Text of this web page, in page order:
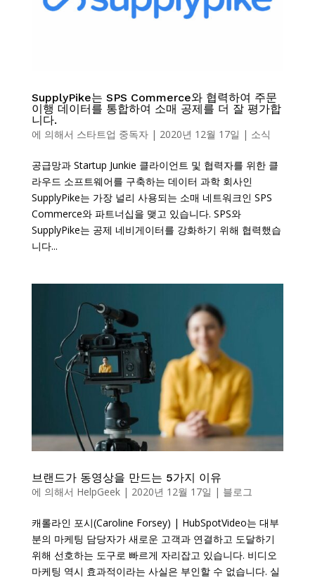
SupplyPike는 SPS Commerce와 협력하여 주문
이행 데이터를 통합하여 소매 공제를 더 잘 평가합
니다.
에 의해서 스타트업 중독자| 2020년 12월 17일 | 소식
공급망과 Startup Junkie 클라이언트 및 협력자를 위한 클
라우드 소프트웨어를 구축하는 데이터 과학 회사인
SupplyPike는 가장 널리 사용되는 소매 네트워크인 SPS
Commerce와 파트너십을 맺고 있습니다. SPS와
SupplyPike는 공제 네비게이터를 강화하기 위해 협력했습
니다...
브랜드가 동영상을 만드는 5가지 이유
에 의해서 HelpGeek| 2020년 12월 17일 | 블로그
캐롤라인 포시(Caroline Forsey) | HubSpotVideo는 대부
분의 마케팅 담당자가 새로운 고객과 연결하고 도달하기
위해 선호하는 도구로 빠르게 자리잡고 있습니다. 비디오
마케팅 역시 효과적이라는 사실은 부인할 수 없습니다. 실